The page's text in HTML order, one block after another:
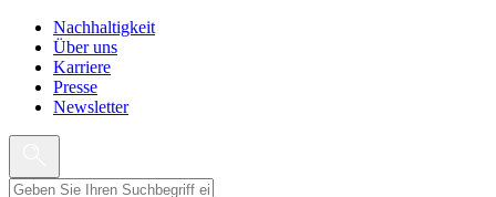
Nachhaltigkeit
Über uns
Karriere
Presse
Newsletter